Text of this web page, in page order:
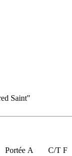
Saint"
Portée A C/T F